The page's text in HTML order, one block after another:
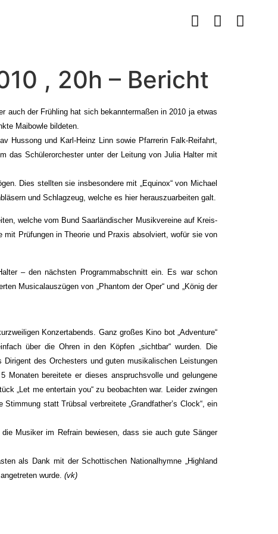
, 20h – Bericht
auch der Frühling hat sich bekanntermaßen in 2010 ja etwas
Maibowle bildeten.
Hussong und Karl-Heinz Linn sowie Pfarrerin Falk-Reifahrt,
das Schülerorchester unter der Leitung von Julia Halter mit
Dies stellten sie insbesondere mit „Equinox“ von Michael
und Schlagzeug, welche es hier herauszuarbeiten galt.
welche vom Bund Saarländischer Musikvereine auf Kreis-
mit Prüfungen in Theorie und Praxis absolviert, wofür sie von
– den nächsten Programmabschnitt ein. Es war schon
Musicalauszügen von „Phantom der Oper“ und „König der
Konzertabends. Ganz großes Kino bot „Adventure“
über die Ohren in den Köpfen „sichtbar“ wurden. Die
des Orchesters und guten musikalischen Leistungen
bereitete er dieses anspruchsvolle und gelungene
„Let me entertain you“ zu beobachten war. Leider zwingen
Stimmung statt Trübsal verbreitete „Grandfather’s Clock“, ein
Musiker im Refrain bewiesen, dass sie auch gute Sänger
als Dank mit der Schottischen Nationalhymne „Highland
wurde. (vk)